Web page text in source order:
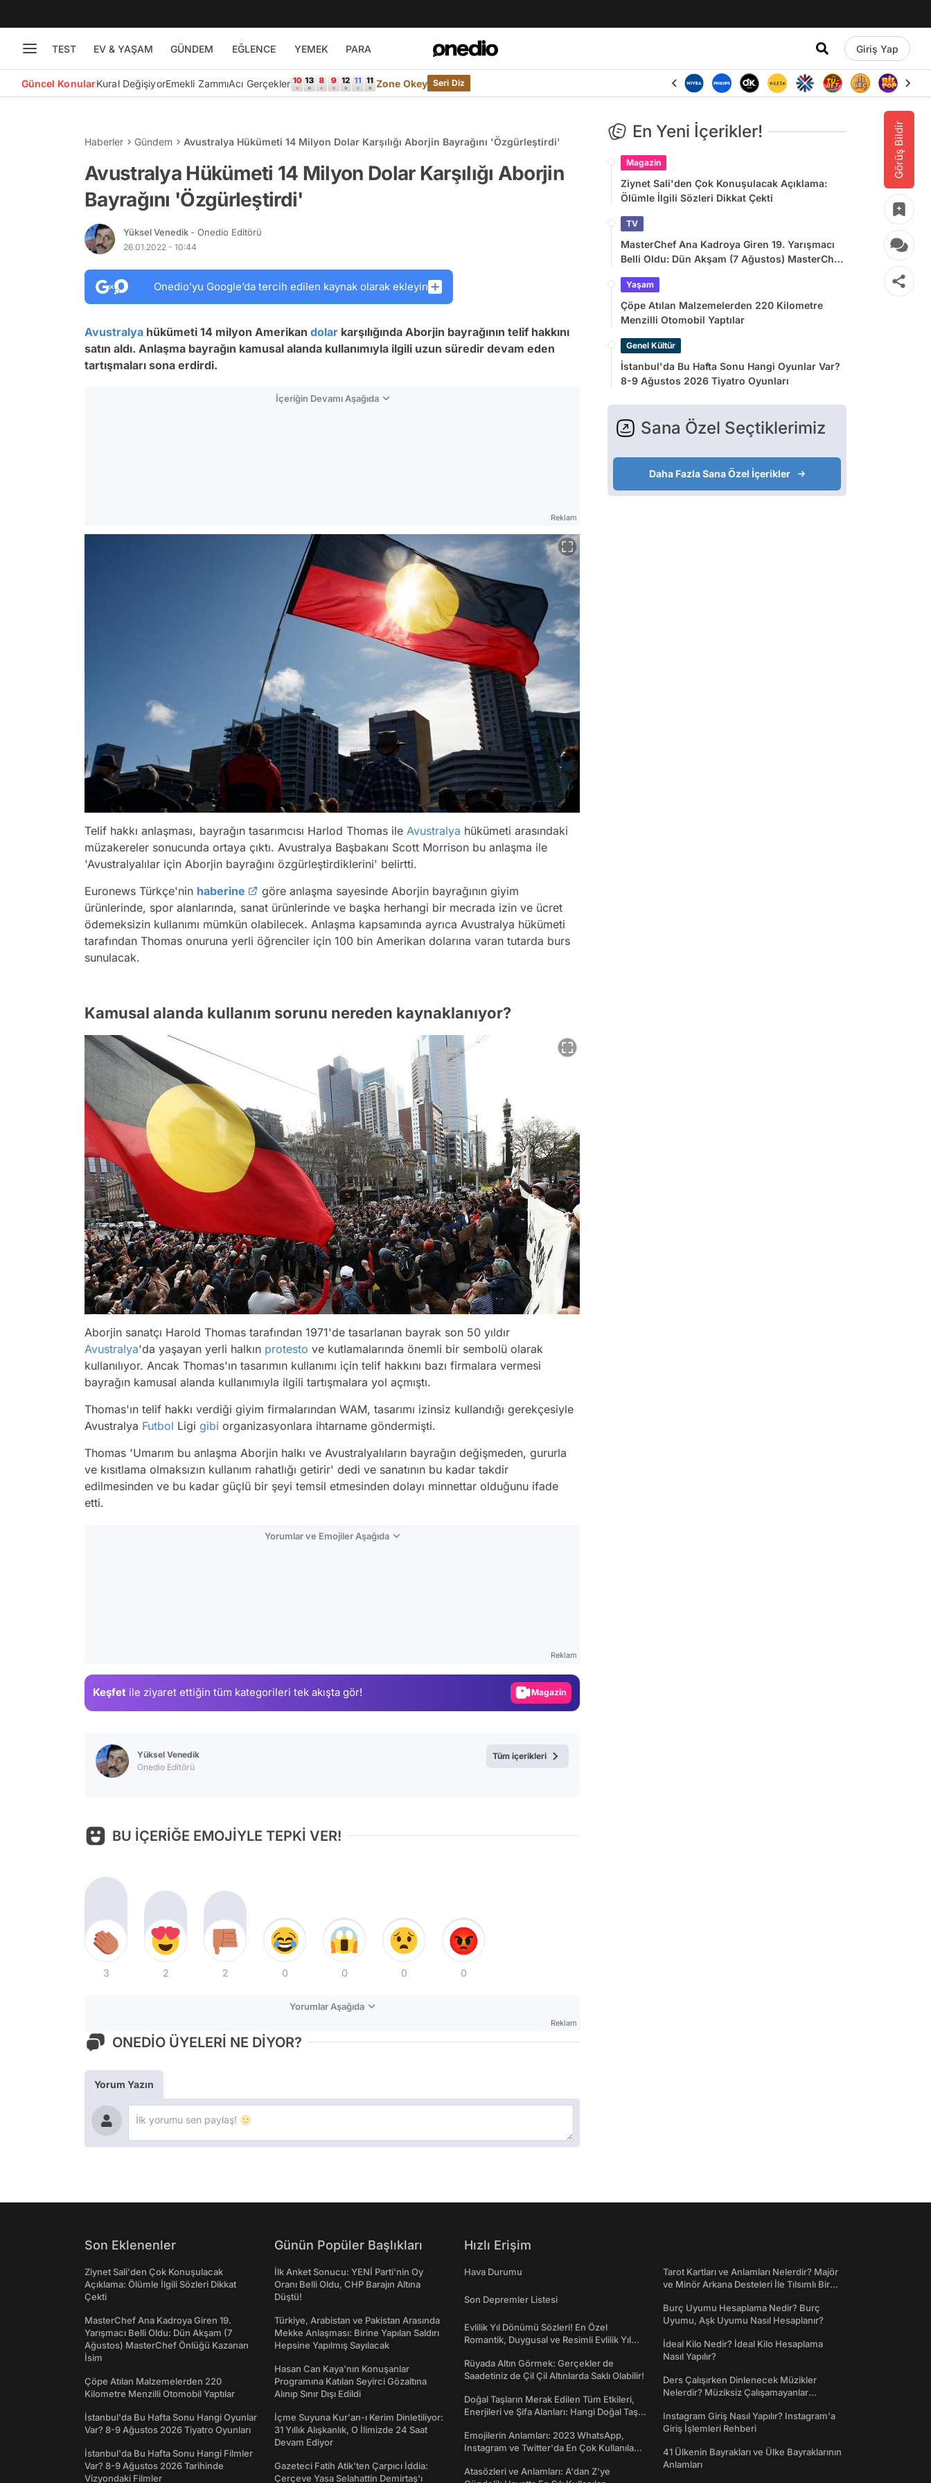
TEST EV & YAŞAM GÜNDEM EĞLENCE YEMEK PARA Giriş Yap
Güncel KonularKural DeğişiyorEmekli ZammıAcı Gerçekler Zone Okey Seri Diz
Görüş Bildir
Haberler Gündem Avustralya Hükümeti 14 Milyon Dolar Karşılığı Aborjin Bayrağını 'Özgürleştirdi'
Avustralya Hükümeti 14 Milyon Dolar Karşılığı Aborjin
Bayrağını 'Özgürleştirdi'
Yüksel Venedik - Onedio Editörü
26.01.2022 - 10:44
Onedio’yu Google’da tercih edilen kaynak olarak ekleyin
Avustralya hükümeti 14 milyon Amerikan dolar karşılığında Aborjin bayrağının telif hakkını
satın aldı. Anlaşma bayrağın kamusal alanda kullanımıyla ilgili uzun süredir devam eden
tartışmaları sona erdirdi.
İçeriğin Devamı Aşağıda
Reklam
Telif hakkı anlaşması, bayrağın tasarımcısı Harlod Thomas ile Avustralya hükümeti arasındaki
müzakereler sonucunda ortaya çıktı. Avustralya Başbakanı Scott Morrison bu anlaşma ile
'Avustralyalılar için Aborjin bayrağını özgürleştirdiklerini' belirtti.
Euronews Türkçe'nin haberine
göre anlaşma sayesinde Aborjin bayrağının giyim
ürünlerinde, spor alanlarında, sanat ürünlerinde ve başka herhangi bir mecrada izin ve ücret
ödemeksizin kullanımı mümkün olabilecek. Anlaşma kapsamında ayrıca Avustralya hükümeti
tarafından Thomas onuruna yerli öğrenciler için 100 bin Amerikan dolarına varan tutarda burs
sunulacak.
Kamusal alanda kullanım sorunu nereden kaynaklanıyor?
Aborjin sanatçı Harold Thomas tarafından 1971'de tasarlanan bayrak son 50 yıldır
Avustralya'da yaşayan yerli halkın protesto ve kutlamalarında önemli bir sembolü olarak
kullanılıyor. Ancak Thomas'ın tasarımın kullanımı için telif hakkını bazı firmalara vermesi
bayrağın kamusal alanda kullanımıyla ilgili tartışmalara yol açmıştı.
Thomas'ın telif hakkı verdiği giyim firmalarından WAM, tasarımı izinsiz kullandığı gerekçesiyle
Avustralya Futbol Ligi gibi organizasyonlara ihtarname göndermişti.
Thomas 'Umarım bu anlaşma Aborjin halkı ve Avustralyalıların bayrağın değişmeden, gururla
ve kısıtlama olmaksızın kullanım rahatlığı getirir' dedi ve sanatının bu kadar takdir
edilmesinden ve bu kadar güçlü bir şeyi temsil etmesinden dolayı minnettar olduğunu ifade
etti.
Yorumlar ve Emojiler Aşağıda
Reklam
Keşfet ile ziyaret ettiğin tüm kategorileri tek akışta gör! Magazin
Yüksel Venedik
Onedio Editörü
Tüm içerikleri
BU İÇERİĞE EMOJİYLE TEPKİ VER!
3 2 2 0 0 0 0
Yorumlar Aşağıda
Reklam
ONEDİO ÜYELERİ NE DİYOR?
Yorum Yazın
En Yeni İçerikler!
Magazin
Ziynet Sali'den Çok Konuşulacak Açıklama:
Ölümle İlgili Sözleri Dikkat Çekti
TV
MasterChef Ana Kadroya Giren 19. Yarışmacı
Belli Oldu: Dün Akşam (7 Ağustos) MasterChef
Yaşam
Çöpe Atılan Malzemelerden 220 Kilometre
Menzilli Otomobil Yaptılar
Genel Kültür
İstanbul'da Bu Hafta Sonu Hangi Oyunlar Var?
8-9 Ağustos 2026 Tiyatro Oyunları
Sana Özel Seçtiklerimiz
Daha Fazla Sana Özel İçerikler
Son Eklenenler
Ziynet Sali'den Çok Konuşulacak
Açıklama: Ölümle İlgili Sözleri Dikkat
Çekti
MasterChef Ana Kadroya Giren 19.
Yarışmacı Belli Oldu: Dün Akşam (7
Ağustos) MasterChef Önlüğü Kazanan
İsim
Çöpe Atılan Malzemelerden 220
Kilometre Menzilli Otomobil Yaptılar
İstanbul'da Bu Hafta Sonu Hangi Oyunlar
Var? 8-9 Ağustos 2026 Tiyatro Oyunları
İstanbul'da Bu Hafta Sonu Hangi Filmler
Var? 8-9 Ağustos 2026 Tarihinde
Vizyondaki Filmler
Günün Popüler Başlıkları
İlk Anket Sonucu: YENİ Parti'nin Oy
Oranı Belli Oldu, CHP Barajın Altına
Düştü!
Türkiye, Arabistan ve Pakistan Arasında
Mekke Anlaşması: Birine Yapılan Saldırı
Hepsine Yapılmış Sayılacak
Hasan Can Kaya’nın Konuşanlar
Programına Katılan Seyirci Gözaltına
Alınıp Sınır Dışı Edildi
İçme Suyuna Kur'an-ı Kerim Dinletiliyor:
31 Yıllık Alışkanlık, O İlimizde 24 Saat
Devam Ediyor
Gazeteci Fatih Atik'ten Çarpıcı İddia:
Çerçeve Yasa Selahattin Demirtaş'ı
Hızlı Erişim
Hava Durumu
Son Depremler Listesi
Evlilik Yıl Dönümü Sözleri! En Özel
Romantik, Duygusal ve Resimli Evlilik Yıl
Rüyada Altın Görmek: Gerçekler de
Saadetiniz de Çil Çil Altınlarda Saklı Olabilir!
Doğal Taşların Merak Edilen Tüm Etkileri,
Enerjileri ve Şifa Alanları: Hangi Doğal Taş
Emojilerin Anlamları: 2023 WhatsApp,
Instagram ve Twitter'da En Çok Kullanılan
Atasözleri ve Anlamları: A'dan Z'ye
Tarot Kartları ve Anlamları Nelerdir? Majör
ve Minör Arkana Desteleri İle Tılsımlı Bir
Burç Uyumu Hesaplama Nedir? Burç
Uyumu, Aşk Uyumu Nasıl Hesaplanır?
İdeal Kilo Nedir? İdeal Kilo Hesaplama
Nasıl Yapılır?
Ders Çalışırken Dinlenecek Müzikler
Nelerdir? Müziksiz Çalışamayanlar
Instagram Giriş Nasıl Yapılır? Instagram'a
Giriş İşlemleri Rehberi
41 Ülkenin Bayrakları ve Ülke Bayraklarının
Anlamları